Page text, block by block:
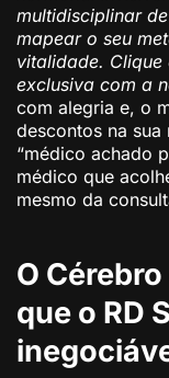
multidisciplinar
mapear o seu
vitalidade.
exclusiva com a
com alegria e, o
descontos na
“médico achado
médico que
mesmo da
O
que o RD